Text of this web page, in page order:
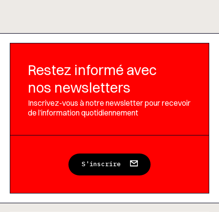
Restez informé avec
nos newsletters
Inscrivez-vous à notre newsletter pour recevoir
de l’information quotidiennement
S'inscrire